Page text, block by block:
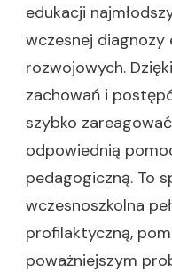
edukacji
wczesnej
rozwojowych.
zachowań i
szybko
odpowiednią
pedagogiczną. To
wczesnoszkolna
profilaktyczną,
poważniejszym